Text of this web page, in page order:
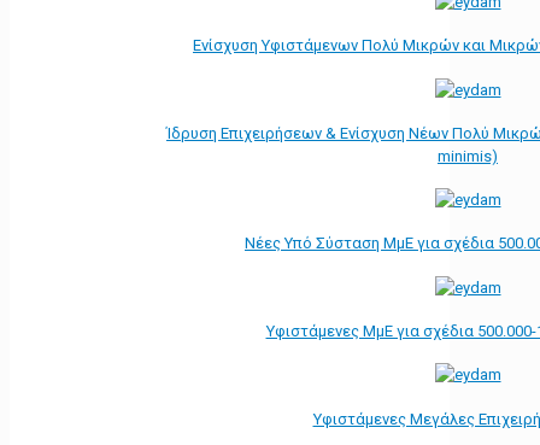
Ενίσχυση Υφιστάμενων Πολύ Μικρών και
Ίδρυση Επιχειρήσεων & Ενίσχυση Νέων Πολύ
minimis)
Νέες Υπό Σύσταση ΜμΕ για σχέδια
Υφιστάμενες ΜμΕ για σχέδια
Υφιστάμενες Μεγάλες